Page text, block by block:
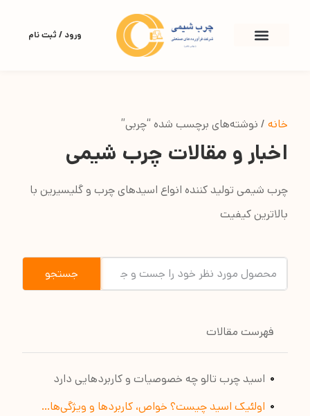
ورود / ثبت نام
خانه / نوشته‌های برچسب شده “چربی”
اخبار و مقالات چرب شیمی
چرب شیمی تولید کننده انواع اسیدهای چرب و گلیسیرین با
بالاترین کیفیت
جستجو
فهرست مقالات
اسید چرب تالو چه خصوصیات و کاربردهایی دارد
اولئیک اسید چیست؟ خواص، کاربردها و ویژگی‌های کلیدی